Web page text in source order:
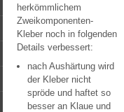
herkömmlichem
Zweikomponenten-
Kleber noch in folgenden
Details verbessert:
nach Aushärtung wird
der Kleber nicht
spröde und haftet so
besser an Klaue und